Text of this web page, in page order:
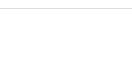
League.